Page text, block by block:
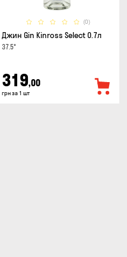
(0)
Джин Gin Kinross Select 0.7л
37.5°
319,00
грн за 1 шт